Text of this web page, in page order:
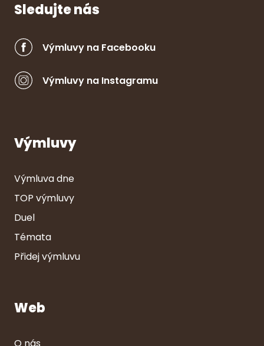
Sledujte nás
Výmluvy na Facebooku
Výmluvy na Instagramu
Výmluvy
Výmluva dne
TOP výmluvy
Duel
Témata
Přidej výmluvu
Web